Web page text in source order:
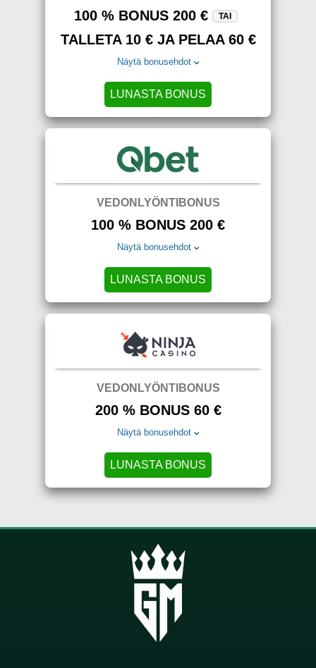
100 % BONUS 200 € TAI
TALLETA 10 € JA PELAA 60 €
Näytä bonusehdot
LUNASTA BONUS
VEDONLYÖNTIBONUS
100 % BONUS 200 €
Näytä bonusehdot
LUNASTA BONUS
VEDONLYÖNTIBONUS
200 % BONUS 60 €
Näytä bonusehdot
LUNASTA BONUS